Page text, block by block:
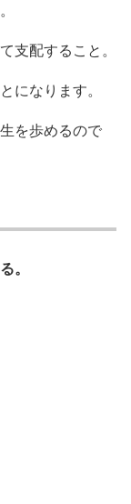
支配すること。
になります。
を歩めるので
。